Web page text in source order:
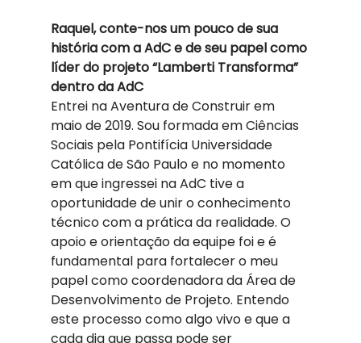
Raquel, conte-nos um pouco de sua
história com a AdC e de seu papel como
líder do projeto “Lamberti Transforma”
dentro da AdC
Entrei na Aventura de Construir em
maio de 2019. Sou formada em Ciências
Sociais pela Pontifícia Universidade
Católica de São Paulo e no momento
em que ingressei na AdC tive a
oportunidade de unir o conhecimento
técnico com a prática da realidade. O
apoio e orientação da equipe foi e é
fundamental para fortalecer o meu
papel como coordenadora da Área de
Desenvolvimento de Projeto. Entendo
este processo como algo vivo e que a
cada dia que passa pode ser